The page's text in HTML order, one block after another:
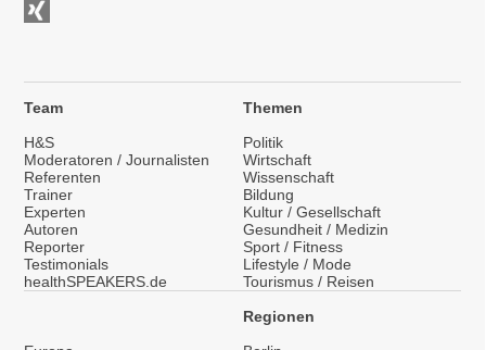
Team
H&S
Moderatoren / Journalisten
Referenten
Trainer
Experten
Autoren
Reporter
Testimonials
healthSPEAKERS.de
Themen
Politik
Wirtschaft
Wissenschaft
Bildung
Kultur / Gesellschaft
Gesundheit / Medizin
Sport / Fitness
Lifestyle / Mode
Tourismus / Reisen
Regionen